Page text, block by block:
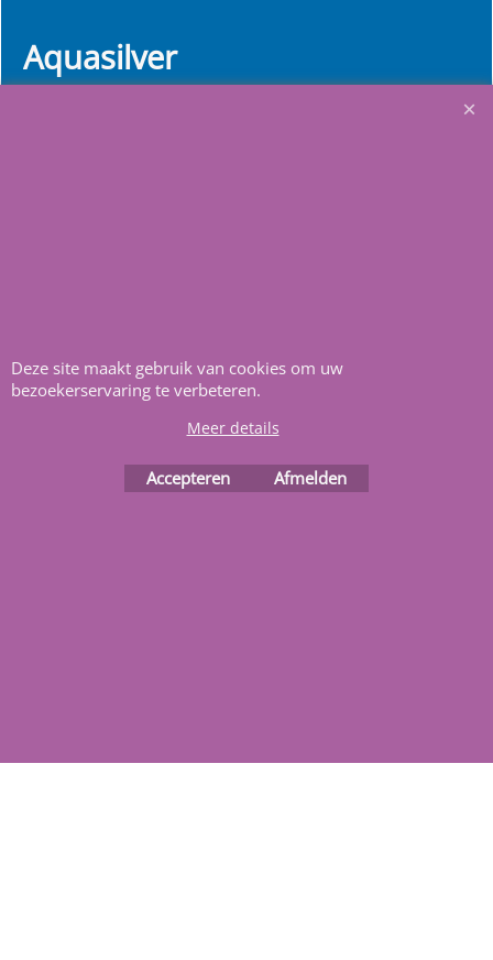
Aquasilver
Heeft u vragenmail ons.
Deze site maakt gebruik van cookies om uw
bezoekerservaring te verbeteren.
Meer details
Accepteren Afmelden